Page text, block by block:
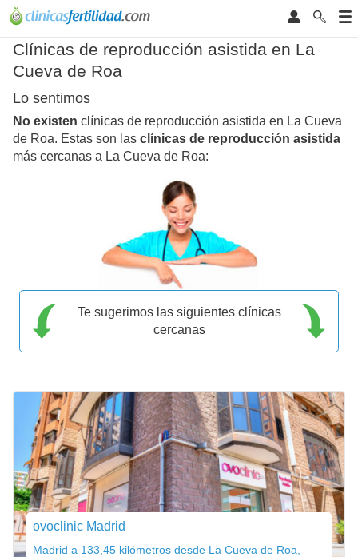
Clínicas de reproducción asistida en La
Cueva de Roa
Lo sentimos
No existen clínicas de reproducción asistida en La Cueva
de Roa. Estas son las clínicas de reproducción asistida
más cercanas a La Cueva de Roa:
Te sugerimos las siguientes clínicas
cercanas
ovoclinic Madrid
Madrid a 133,45 kilómetros desde La Cueva de Roa,